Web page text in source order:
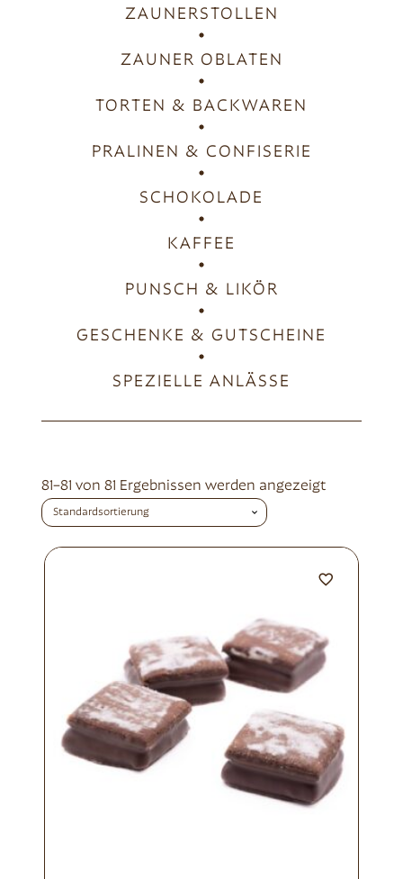
ZAUNERSTOLLEN
ZAUNER OBLATEN
TORTEN & BACKWAREN
PRALINEN & CONFISERIE
SCHOKOLADE
KAFFEE
PUNSCH & LIKÖR
GESCHENKE & GUTSCHEINE
SPEZIELLE ANLÄSSE
81–81 von 81 Ergebnissen werden angezeigt